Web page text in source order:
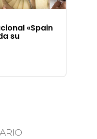
«Spain
su